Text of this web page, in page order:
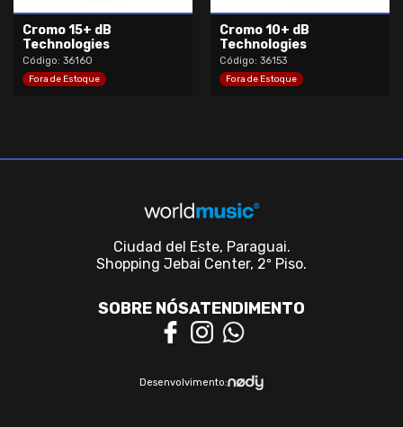
Cromo 15+ dB
Technologies
Código: 36160
Fora de Estoque
Cromo 10+ dB
Technologies
Código: 36153
Fora de Estoque
Ciudad del Este, Paraguai.
Shopping Jebai Center, 2º Piso.
SOBRE NÓSATENDIMENTO
Desenvolvimento: